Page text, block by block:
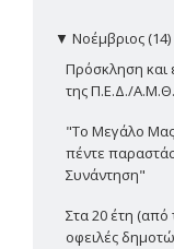
▼ Νοέμβριος (14)
Πρόσκληση και
της Π.Ε.Δ./Α.Μ.Θ.
"Το Μεγάλο
πέντε
Συνάντηση"
Στα 20 έτη (από
οφειλές